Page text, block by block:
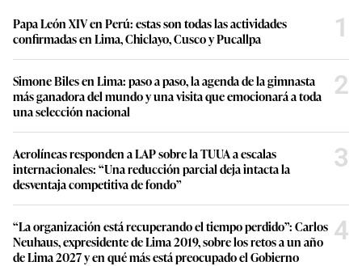
Papa León XIV en Perú: estas son todas las actividades
confirmadas en Lima, Chiclayo, Cusco y Pucallpa
1
Simone Biles en Lima: paso a paso, la agenda de la gimnasta
más ganadora del mundo y una visita que emocionará a toda
una selección nacional
2
Aerolíneas responden a LAP sobre la TUUA a escalas
internacionales: “Una reducción parcial deja intacta la
desventaja competitiva de fondo”
3
“La organización está recuperando el tiempo perdido”: Carlos
Neuhaus, expresidente de Lima 2019, sobre los retos a un año
de Lima 2027 y en qué más está preocupado el Gobierno
4